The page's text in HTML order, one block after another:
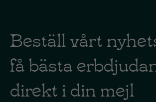
Beställ vårt
få bästa
direkt i din mejl